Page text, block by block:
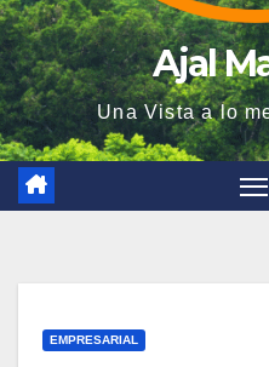
Ajal
Una Vista a lo
EMPRESARIAL